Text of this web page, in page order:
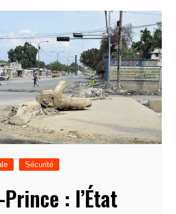
Sécurité
: l’État